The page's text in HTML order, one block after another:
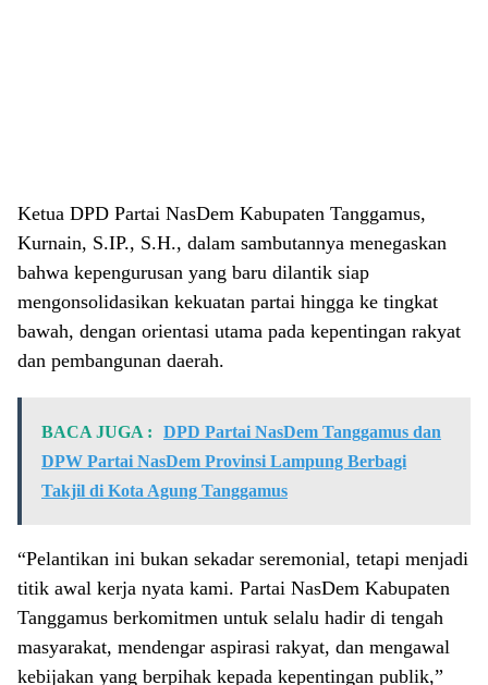
Ketua DPD Partai NasDem Kabupaten Tanggamus,
Kurnain, S.IP., S.H., dalam sambutannya menegaskan
bahwa kepengurusan yang baru dilantik siap
mengonsolidasikan kekuatan partai hingga ke tingkat
bawah, dengan orientasi utama pada kepentingan rakyat
dan pembangunan daerah.
BACA JUGA :
DPD Partai NasDem Tanggamus dan
DPW Partai NasDem Provinsi Lampung Berbagi
Takjil di Kota Agung Tanggamus
“Pelantikan ini bukan sekadar seremonial, tetapi menjadi
titik awal kerja nyata kami. Partai NasDem Kabupaten
Tanggamus berkomitmen untuk selalu hadir di tengah
masyarakat, mendengar aspirasi rakyat, dan mengawal
kebijakan yang berpihak kepada kepentingan publik,”